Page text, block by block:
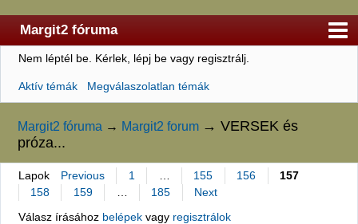
Margit2 fóruma
Kezdőlap
Felhasználólista
Szabályzat
Keresés
Regisztráció
Nem léptél be. Kérlek, lépj be vagy regisztrálj.
Aktív témák Megválaszolatlan témák
Margit2 fóruma → Margit2 forum →VERSEK és
próza...
Lapok Previous 1 155 156
157
158
159 185
Next
Válasz írásához belépekvagy regisztrálok